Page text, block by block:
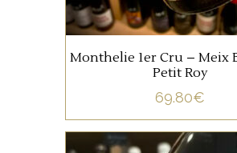
AJOUTER AU
Monthelie 1er Cru – Meix
Petit Roy
69.80€